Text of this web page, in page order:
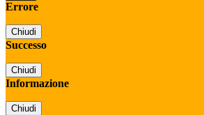
Errore
Chiudi
Successo
Chiudi
Informazione
Chiudi